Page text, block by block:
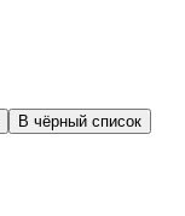
В чёрный список